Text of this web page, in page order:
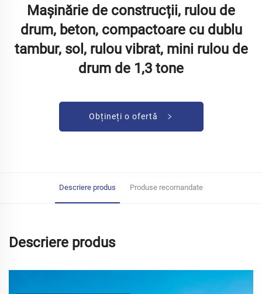
Mașinărie de construcții, rulou de
drum, beton, compactoare cu dublu
tambur, sol, rulou vibrat, mini rulou de
drum de 1,3 tone
Obțineți o ofertă
Descriere produs Produse recomandate
Descriere produs